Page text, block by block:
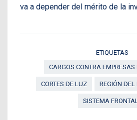
va a depender del mérito de la
ETIQUETAS
CARGOS CONTRA EMPRESAS
CORTES DE LUZ REGIÓN DEL
SISTEMA FRONTAL